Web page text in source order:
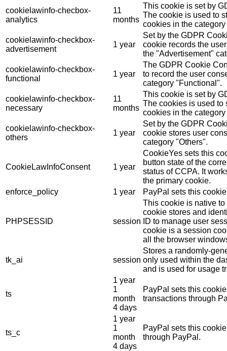
cookielawinfo-checbox-
analytics
11
months
This cookie is set by
The cookie is used to
cookies in the
cookielawinfo-checkbox-
advertisement
1 year
Set by the GDPR
cookie records the
the "Advertisement"
cookielawinfo-checkbox-
functional
1 year
The GDPR Cookie
to record the user
category "Functional".
cookielawinfo-checkbox-
necessary
11
months
This cookie is set by
The cookies is used to
cookies in the
cookielawinfo-checkbox-
others
1 year
Set by the GDPR
cookie stores user
category "Others".
CookieLawInfoConsent 1 year
CookieYes sets this
button state of the
status of CCPA. It
the primary cookie.
enforce_policy
1 year PayPal sets this
PHPSESSID session
This cookie is native
cookie stores and
ID to manage user
cookie is a session
all the browser
tk_ai session
Stores a randomly-
only used within the
and is used for usage
ts
1 year
1
month
4 days
PayPal sets this
transactions through
ts_c
1 year
1
month
4 days
PayPal sets this
through PayPal.